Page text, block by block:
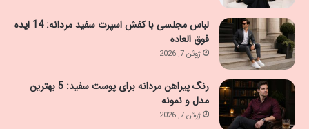
لباس مجلسی با کفش اسپرت سفید مردانه: 14 ایده
فوق العاده
ژوئن 7, 2026
رنگ پیراهن مردانه برای پوست سفید: 5 بهترین
مدل و نمونه
ژوئن 7, 2026